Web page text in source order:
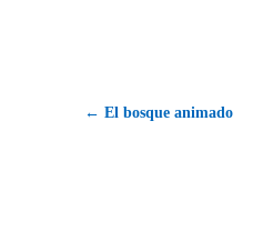
← El bosque animado